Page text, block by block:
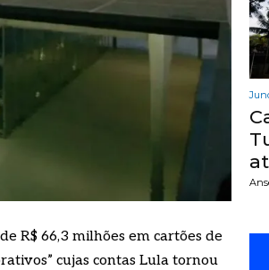
R$ 66,3 milhões em cartões de
cujas contas Lula tornou